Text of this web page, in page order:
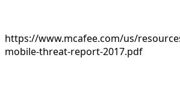
https://www.mcafee.com/us/
mobile-threat-report-2017.pdf